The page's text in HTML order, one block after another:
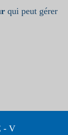
qui peut gérer
- V